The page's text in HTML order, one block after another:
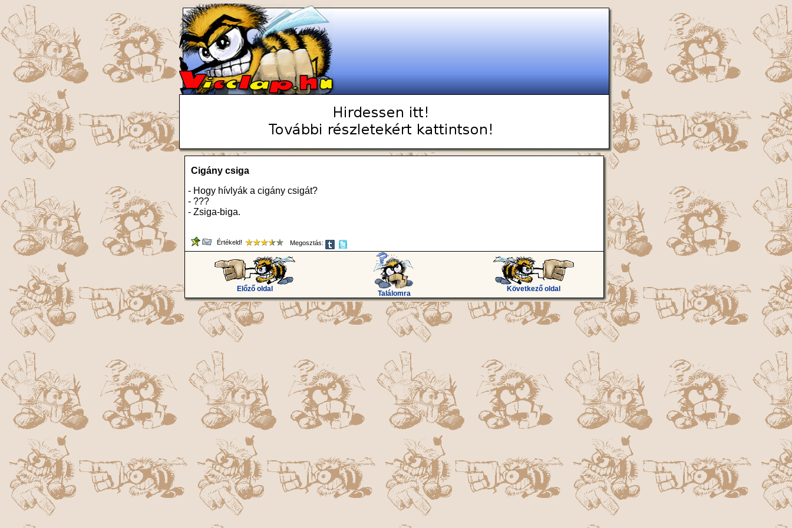
Cigány csiga
- Hogy hívlyák a cigány csigát?
- ???
- Zsiga-biga.
Értékeld! Megosztás:
Előző oldal
Találomra
Következő oldal